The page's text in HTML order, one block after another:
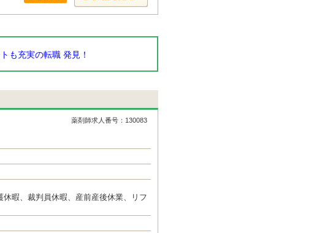
も充実の転職 発見！
薬剤師求人番号：130083
暇、裁判員休暇、産前産後休業、リフ